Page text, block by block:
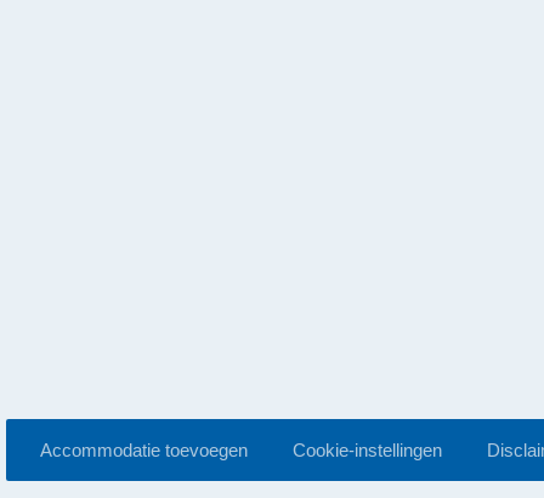
Accommodatie toevoegen Cookie-instellingen